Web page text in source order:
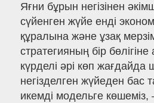
Яғни бұрын негізінен
сүйенген жүйе енді
құралына және ұзақ
стратегияның бір
күрделі әрі көп жағдайда
негізделген жүйеден бас
икемді модельге көшеміз,